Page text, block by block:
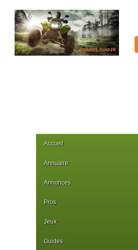
Accueil
Annuaire
Annonces
Pros
Jeux
Guides